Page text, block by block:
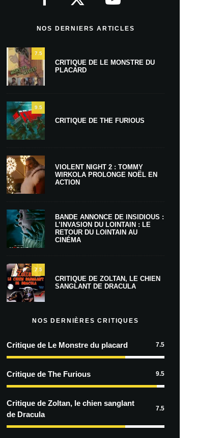
NOS DERNIERS ARTICLES
7.5
CRITIQUE DE LE MONSTRE DU
PLACARD
9.5
CRITIQUE DE THE FURIOUS
VIOLENT NIGHT 2 : TOMMY
WIRKOLA PROLONGE NOËL EN
ACTION
BANDE ANNONCE DE INSIDIOUS :
L’INVASION DU LOINTAIN : LE
RETOUR DU LOINTAIN AU
CINÉMA
7.5
CRITIQUE DE ZOLTAN, LE CHIEN
SANGLANT DE DRACULA
NOS DERNIÈRES CRITIQUES
Critique de Le Monstre du placard 7.5
Critique de The Furious 9.5
Critique de Zoltan, le chien sanglant
de Dracula
7.5